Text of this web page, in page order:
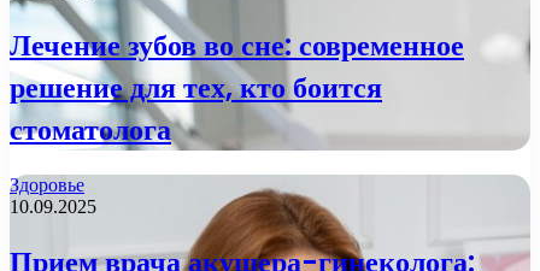
Лечение зубов во сне: современное
решение для тех, кто боится
стоматолога
Здоровье
10.09.2025
Прием врача акушера-гинеколога: